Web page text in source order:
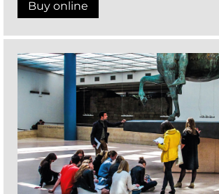
Buy online